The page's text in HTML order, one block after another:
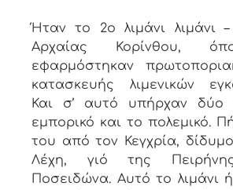
Ήταν το 2ο λιμάνι λιμάνι
Αρχαίας Κορίνθου,
εφαρμόστηκαν
κατασκευής λιμενικών
Και σ’ αυτό υπήρχαν δύο
εμπορικό και το πολεμικό.
του από τον Κεγχρία,
Λέχη, γιό της
Ποσειδώνα. Αυτό το λιμάνι